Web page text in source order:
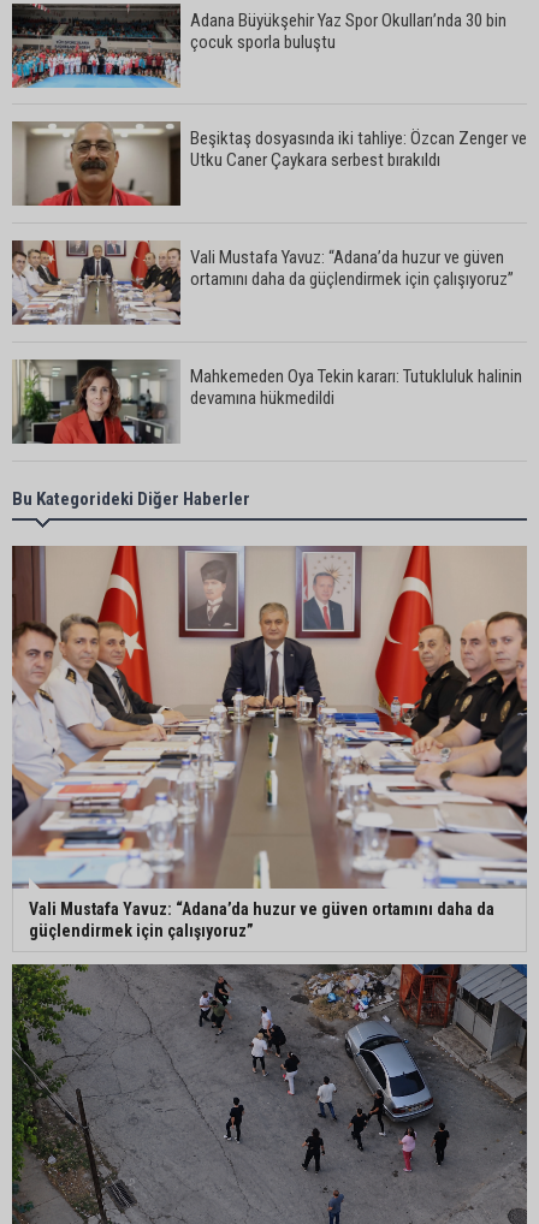
Adana Büyükşehir Yaz Spor Okulları’nda 30 bin
çocuk sporla buluştu
Beşiktaş dosyasında iki tahliye: Özcan Zenger ve
Utku Caner Çaykara serbest bırakıldı
Vali Mustafa Yavuz: “Adana’da huzur ve güven
ortamını daha da güçlendirmek için çalışıyoruz”
Mahkemeden Oya Tekin kararı: Tutukluluk halinin
devamına hükmedildi
Adana’da taziye evinde silahlı kavga kamerada:
Çok sayıda polis ekibi olay yerine sevk edildi
Adana’da parktaki OED cihazını çalan şüpheli
tutuklandı
Seyhan’da fırın ve pastanelere hijyen denetimi
gerçekleştirildi
Eski polis memuru Ergün Karakaya’nın
öldürüldüğü silahlı kavganın görüntüleri ortaya
çıktı
İmamoğlu’nda hijyen ve etiket kontrolü
Mustafa Özkan: "Yüreğir Belediye Başkan
Vekilliği seçimine ilişkin hukuki süreç başlatıldı"
Bu Kategorideki Diğer Haberler
Vali Mustafa Yavuz: “Adana’da huzur ve güven ortamını daha da
güçlendirmek için çalışıyoruz”